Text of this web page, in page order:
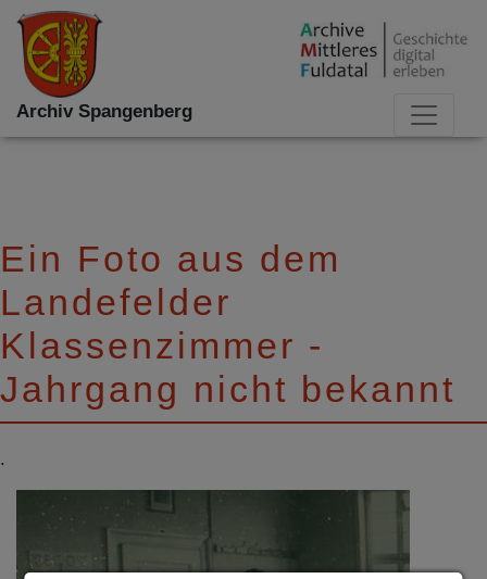
Archiv Spangenberg
Ein Foto aus dem
Landefelder
Klassenzimmer -
Jahrgang nicht bekannt
.